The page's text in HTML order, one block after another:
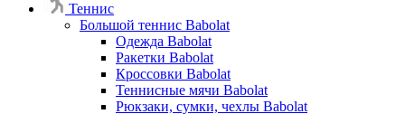
Теннис
Большой теннис Babolat
Одежда Babolat
Ракетки Babolat
Кроссовки Babolat
Теннисные мячи Babolat
Рюкзаки, сумки, чехлы Babolat